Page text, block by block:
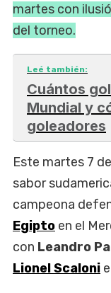
martes con
del torneo.
Leé también:
Cuántos
Mundial y
goleadores
Este martes 7
sabor
campeona
Egipto en el
con Leandro
Lionel Scaloni